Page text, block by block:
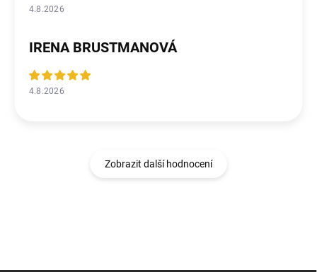
4.8.2026
IRENA BRUSTMANOVÁ
4.8.2026
Zobrazit další hodnocení